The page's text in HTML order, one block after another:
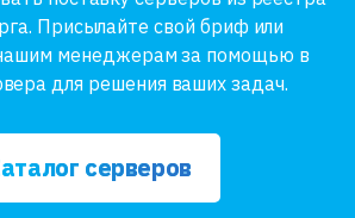
Присылайте свой бриф или
менеджерам за помощью в
для решения ваших задач.
серверов